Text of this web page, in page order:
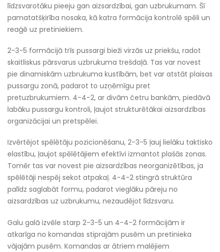
līdzsvarotāku pieeju gan aizsardzībai, gan uzbrukumam. Šī
pamatatšķirība nosaka, kā katra formācija kontrolē spēli un
reaģē uz pretiniekiem.
2-3-5 formācijā trīs pussargi bieži virzās uz priekšu, radot
skaitliskus pārsvarus uzbrukuma trešdaļā. Tas var novest
pie dinamiskām uzbrukuma kustībām, bet var atstāt plaisas
pussargu zonā, padarot to uzņēmīgu pret
pretuzbrukumiem. 4-4-2, ar divām četru bankām, piedāvā
labāku pussargu kontroli, ļaujot strukturētākai aizsardzības
organizācijai un pretspēlei.
Izvērtējot spēlētāju pozicionēšanu, 2-3-5 ļauj lielāku taktisko
elastību, ļaujot spēlētājiem efektīvi izmantot plašās zonas.
Tomēr tas var novest pie aizsardzības neorganizētības, ja
spēlētāji nespēj sekot atpakaļ. 4-4-2 stingrā struktūra
palīdz saglabāt formu, padarot vieglāku pāreju no
aizsardzības uz uzbrukumu, nezaudējot līdzsvaru.
Galu galā izvēle starp 2-3-5 un 4-4-2 formācijām ir
atkarīga no komandas stiprajām pusēm un pretinieka
vājajām pusēm. Komandas ar ātriem malējiem